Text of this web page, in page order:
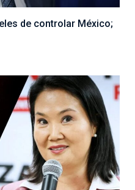
de controlar México;